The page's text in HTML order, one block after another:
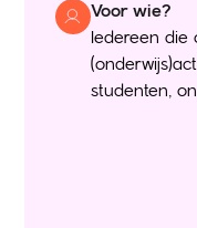
Voor wie?
Iedereen die
studenten,